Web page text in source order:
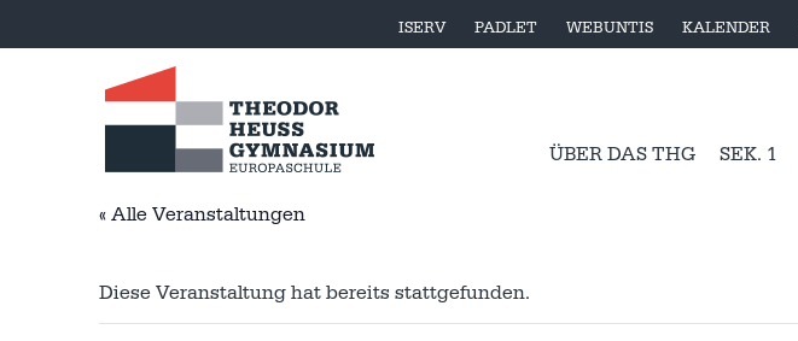
ISERV PADLET WEBUNTIS KALENDER
ÜBER DAS THG SEK. 1
« Alle Veranstaltungen
Diese Veranstaltung hat bereits stattgefunden.